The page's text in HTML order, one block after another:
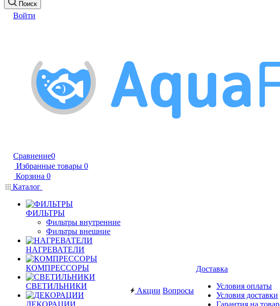
Поиск
Войти
Сравнение0
Избранные товары 0
Корзина 0
Каталог
ФИЛЬТРЫ
Фильтры внутренние
Фильтры внешние
НАГРЕВАТЕЛИ
КОМПРЕССОРЫ
СВЕТИЛЬНИКИ
ДЕКОРАЦИИ
Акции Вопросы
Доставка
Условия оплаты
Условия доставки
Гарантия на товар